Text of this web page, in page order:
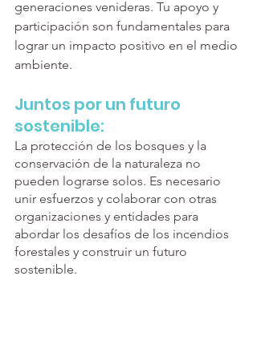
generaciones venideras. Tu apoyo y
participación son fundamentales para
lograr un impacto positivo en el medio
ambiente.
Juntos por un futuro
sostenible:
La protección de los bosques y la
conservación de la naturaleza no
pueden lograrse solos. Es necesario
unir esfuerzos y colaborar con otras
organizaciones y entidades para
abordar los desafíos de los incendios
forestales y construir un futuro
sostenible.